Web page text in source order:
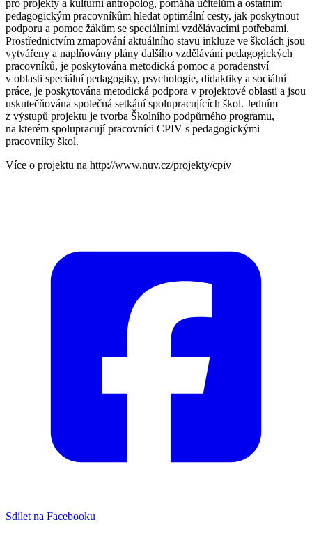
pro projekty a kulturní antropolog, pomáhá učitelům a ostatním
pedagogickým pracovníkům hledat optimální cesty, jak poskytnout
podporu a pomoc žákům se speciálními vzdělávacími potřebami.
Prostřednictvím zmapování aktuálního stavu inkluze ve školách jsou
vytvářeny a naplňovány plány dalšího vzdělávání pedagogických
pracovníků, je poskytována metodická pomoc a poradenství
v oblasti speciální pedagogiky, psychologie, didaktiky a sociální
práce, je poskytována metodická podpora v projektové oblasti a jsou
uskutečňována společná setkání spolupracujících škol. Jedním
z výstupů projektu je tvorba Školního podpůrného programu,
na kterém spolupracují pracovníci CPIV s pedagogickými
pracovníky škol.
Více o projektu na http://www.nuv.cz/projekty/cpiv
Sdílet na Facebooku